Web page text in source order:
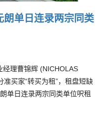
单日连录两宗同类
经理曹锦辉 (NICHOLAS
买家“转买为租”，租盘短缺
单日连录两宗同类单位呎租